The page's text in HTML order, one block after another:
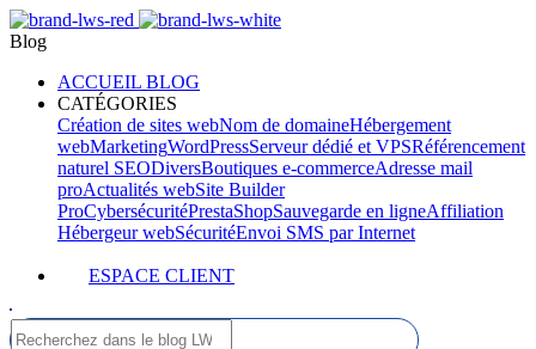
Blog
ACCUEIL BLOG
CATÉGORIES
Création de sites webNom de domaineHébergement
webMarketingWordPressServeur dédié et VPSRéférencement
naturel SEODiversBoutiques e-commerceAdresse mail
proActualités webSite Builder
ProCybersécuritéPrestaShopSauvegarde en ligneAffiliation
Hébergeur webSécuritéEnvoi SMS par Internet
ESPACE CLIENT